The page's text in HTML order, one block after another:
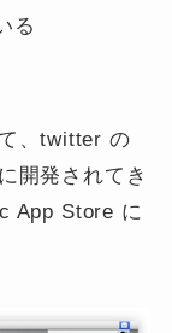
る
、twitter の
開発されてき
App Store に